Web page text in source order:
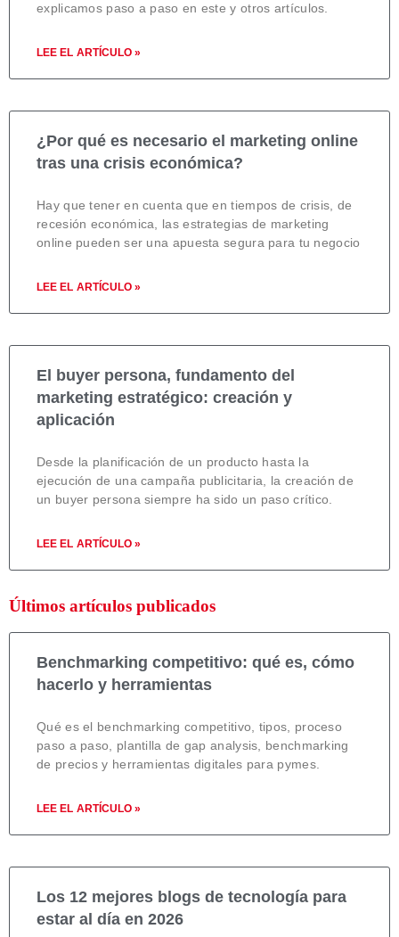
explicamos paso a paso en este y otros artículos.
LEE EL ARTÍCULO »
¿Por qué es necesario el marketing online
tras una crisis económica?
Hay que tener en cuenta que en tiempos de crisis, de
recesión económica, las estrategias de marketing
online pueden ser una apuesta segura para tu negocio
LEE EL ARTÍCULO »
El buyer persona, fundamento del
marketing estratégico: creación y
aplicación
Desde la planificación de un producto hasta la
ejecución de una campaña publicitaria, la creación de
un buyer persona siempre ha sido un paso crítico.
LEE EL ARTÍCULO »
Últimos artículos publicados
Benchmarking competitivo: qué es, cómo
hacerlo y herramientas
Qué es el benchmarking competitivo, tipos, proceso
paso a paso, plantilla de gap analysis, benchmarking
de precios y herramientas digitales para pymes.
LEE EL ARTÍCULO »
Los 12 mejores blogs de tecnología para
estar al día en 2026